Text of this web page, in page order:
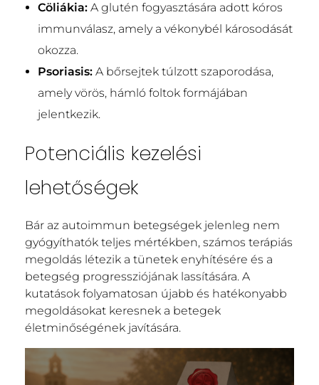
Cöliákia:A glutén fogyasztására adott kóros
immunválasz, amely a vékonybél károsodását
okozza.
Psoriasis:A bőrsejtek túlzott szaporodása,
amely vörös, hámló foltok formájában
jelentkezik.
Potenciális kezelési
lehetőségek
Bár az autoimmun betegségek jelenleg nem
gyógyíthatók teljes mértékben, számos terápiás
megoldás létezik a tünetek enyhítésére és a
betegség progressziójának lassítására. A
kutatások folyamatosan újabb és hatékonyabb
megoldásokat keresnek a betegek
életminőségének javítására.